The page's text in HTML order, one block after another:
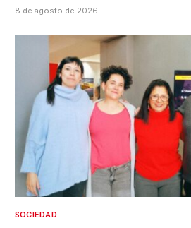
8 de agosto de 2026
SOCIEDAD